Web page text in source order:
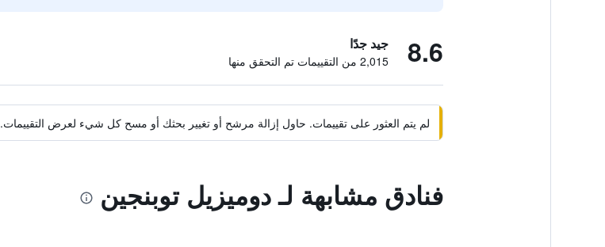
8.6 جيد جدًا
2,015 من التقييمات تم التحقق منها
لم يتم العثور على تقييمات. حاول إزالة مرشح أو تغيير بحثك أو مسح كل شيء لعرض التقييمات.
فنادق مشابهة لـ دوميزيل توبنجين